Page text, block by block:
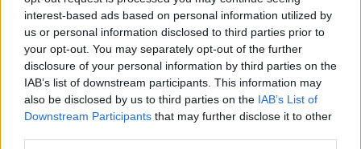
interest-based ads based on personal information utilized by
us or personal information disclosed to third parties prior to
your opt-out. You may separately opt-out of the further
disclosure of your personal information by third parties on the
IAB’s list of downstream participants. This information may
also be disclosed by us to third parties on the IAB’s List of
Downstream Participants that may further disclose it to other
august kunne fejre sit 25-års jubilæum som
medarbejder i AT-Blomster i Brovst.
- Det er noget helt særligt at arbejde med
blomster. Der skal bruges blomster hele livet, så vi
følger kunderne gennem livet - lige fra fødsel til
grav, forklarer Charlotte om sit alsidige job.